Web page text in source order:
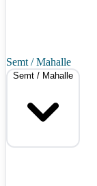
Semt / Mahalle
Semt / Mahalle